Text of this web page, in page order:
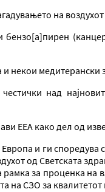
на
некои медитерански
над
ЕЕА како дел од
и ги
од Светската
за проценка на
на СЗО за квалитетот